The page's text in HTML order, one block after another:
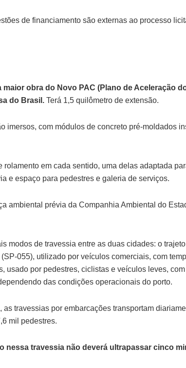
de financiamento são externas ao processo
maior obra do Novo PAC (Plano de Aceleração
do Brasil. Terá 1,5 quilômetro de extensão.
imersos, com módulos de concreto pré-moldados
rolamento em cada sentido, uma delas adaptada
e espaço para pedestres e galeria de serviços.
ambiental prévia da Companhia Ambiental do
modos de travessia entre as duas cidades: o
055), utilizado por veículos comerciais, com
usado por pedestres, ciclistas e veículos leves,
das condições operacionais do porto.
travessias por embarcações transportam
mil pedestres.
nessa travessia não deverá ultrapassar cinco